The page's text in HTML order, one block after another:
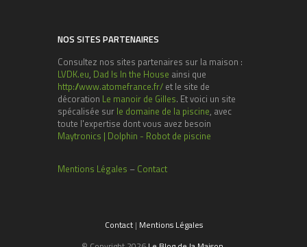
NOS SITES PARTENAIRES
Consultez nos sites partenaires sur la maison :
LVDK.eu, Dad Is In the House ainsi que
http://www.atomefrance.fr/ et le site de
décoration Le manoir de Gilles. Et voici un site
spécalisée sur le domaine de la piscine, avec
toute l'expertise dont vous avez besoin
Maytronics | Dolphin - Robot de piscine
Mentions Légales – Contact
Contact| Mentions Légales